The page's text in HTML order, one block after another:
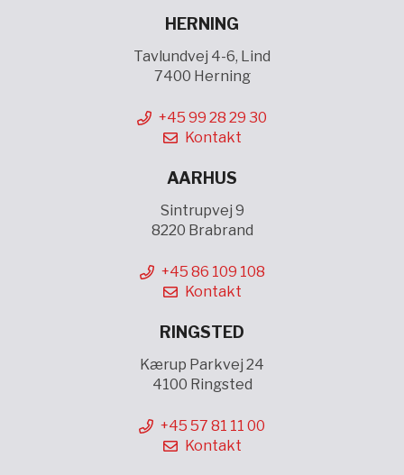
HERNING
Tavlundvej 4-6, Lind
7400 Herning
+45 99 28 29 30
Kontakt
AARHUS
Sintrupvej 9
8220 Brabrand
+45 86 109 108
Kontakt
RINGSTED
Kærup Parkvej 24
4100 Ringsted
+45 57 81 11 00
Kontakt